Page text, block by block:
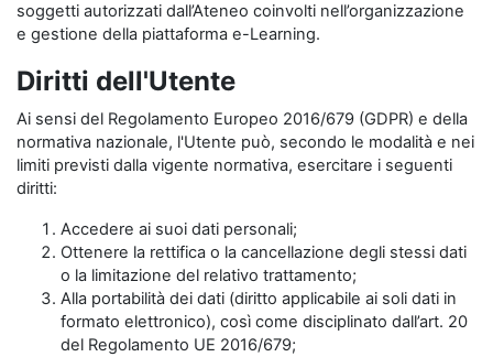
soggetti autorizzati dall’Ateneo coinvolti nell’organizzazione
e gestione della piattaforma e-Learning.
Diritti dell'Utente
Ai sensi del Regolamento Europeo 2016/679 (GDPR) e della
normativa nazionale, l'Utente può, secondo le modalità e nei
limiti previsti dalla vigente normativa, esercitare i seguenti
diritti:
Accedere ai suoi dati personali;
Ottenere la rettifica o la cancellazione degli stessi dati
o la limitazione del relativo trattamento;
Alla portabilità dei dati (diritto applicabile ai soli dati in
formato elettronico), così come disciplinato dall’art. 20
del Regolamento UE 2016/679;